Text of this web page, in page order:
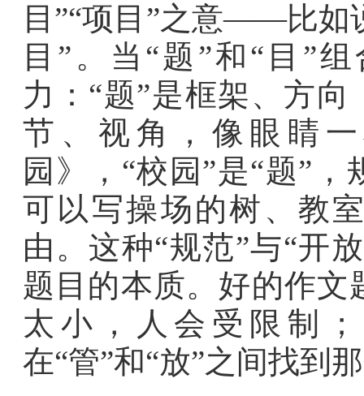
目”“项目”之意——比如
目”。当“题”和“目”
力：“题”是框架、方
节、视角，像眼睛
园》，“校园”是“题”
可以写操场的树、教
由。这种“规范”与“开
题目的本质。好的作
太小，人会受限制
在“管”和“放”之间找到